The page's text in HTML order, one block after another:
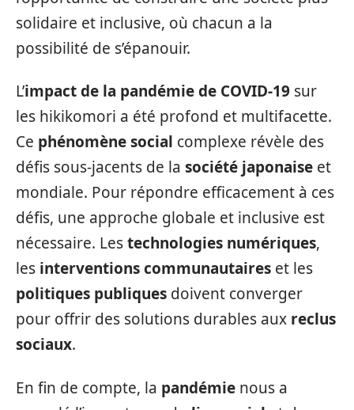
solidaire et inclusive, où chacun a la
possibilité de s’épanouir.
L’impact de la pandémie de COVID-19 sur
les hikikomori a été profond et multifacette.
Ce phénomène social complexe révèle des
défis sous-jacents de la société japonaise et
mondiale. Pour répondre efficacement à ces
défis, une approche globale et inclusive est
nécessaire. Lestechnologies numériques,
les interventions communautaires et les
politiques publiques doivent converger
pour offrir des solutions durables aux reclus
sociaux.
En fin de compte, la pandémie nous a